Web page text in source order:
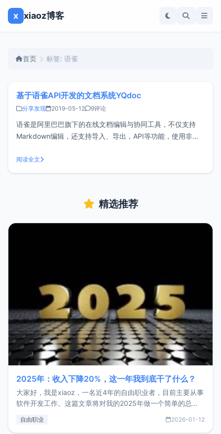
x xiaoz博客
首页 标签: 语雀
基于语雀API开发的文档系统YQdoc
分享发现 2019-05-12 9评论
语雀是阿里巴巴旗下的在线文档编辑与协同工具，不仅支持
Markdown编辑，还支持导入、导出，API等功能，使用非常
使用PHP开发，代码完全开源。使用YQdoc有哪些好处？可以
部署在自己的服务器，通过自己的域名访问，利于网站SEO无
阅读全文
精选推荐
2025年：收入下降20%，这一年我到底干了什么？
大家好，我是xiaoz，一名近4年的自由职业者，目前主要从事
软件开发工作。这篇文章将对我的2025年做一个简单的总
收入下降20%，但却过得很充实，2026年不求突破，但求保
自由职业 2026-01-12